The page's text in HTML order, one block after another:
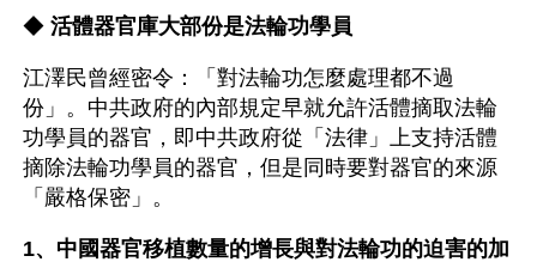
◆ 活體器官庫大部份是法輪功學員
江澤民曾經密令：「對法輪功怎麼處理都不過
份」。中共政府的內部規定早就允許活體摘取法輪
功學員的器官，即中共政府從「法律」上支持活體
摘除法輪功學員的器官，但是同時要對器官的來源
「嚴格保密」。
1、中國器官移植數量的增長與對法輪功的迫害的加